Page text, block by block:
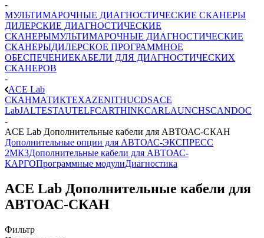
-
МУЛЬТИМАРОЧНЫЕ ДИАГНОСТИЧЕСКИЕ СКАНЕРЫ
ДИЛЕРСКИЕ ДИАГНОСТИЧЕСКИЕ
СКАНЕРЫМУЛЬТИМАРОЧНЫЕ ДИАГНОСТИЧЕСКИЕ
СКАНЕРЫДИЛЕРСКОЕ ПРОГРАММНОЕ
ОБЕСПЕЧЕНИЕКАБЕЛИ ДЛЯ ДИАГНОСТИЧЕСКИХ
СКАНЕРОВ
-
ACE Lab
СКАНМАТИКTEXAZENITHUCDSACE
LabJALTESTAUTELFCARTHINKCARLAUNCHSCANDOC
-
ACE Lab Дополнительные кабели для АВТОАС-СКАН
Дополнительные опции для АВТОАС-ЭКСПРЕСС
2МК3Дополнительные кабели для АВТОАС-
КАРГОПрограммные модулиДиагностика
ACE Lab Дополнительные кабели для
АВТОАС-СКАН
Фильтр